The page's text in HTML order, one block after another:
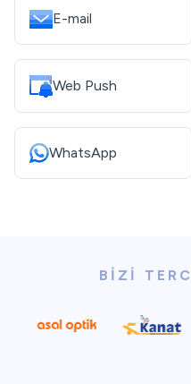
E-mail
Web Push
WhatsApp
BIZI